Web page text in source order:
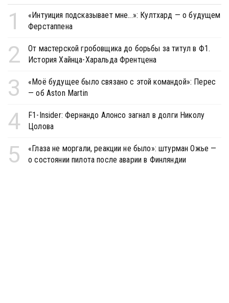
1
«Интуиция подсказывает мне...»: Култхард — о будущем
Ферстаппена
2
От мастерской гробовщика до борьбы за титул в Ф1.
История Хайнца-Харальда Френтцена
3
«Моё будущее было связано с этой командой»: Перес
— об Aston Martin
4
F1-Insider: Фернандо Алонсо загнал в долги Николу
Цолова
5
«Глаза не моргали, реакции не было»: штурман Ожье —
о состоянии пилота после аварии в Финляндии